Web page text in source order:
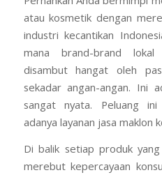
atau kosmetik dengan
industri kecantikan
mana brand-brand
disambut hangat oleh
sekadar angan-angan. Ini
sangat nyata. Peluang
adanya layanan jasa maklon
Di balik setiap produk
merebut kepercayaan